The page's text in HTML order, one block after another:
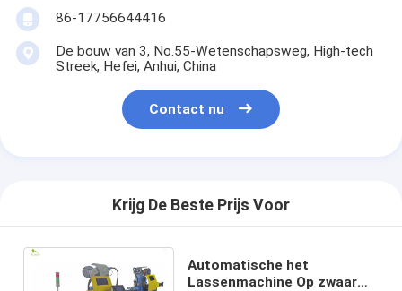
86-17756644416
De bouw van 3, No.55-Wetenschapsweg, High-tech
Streek, Hefei, Anhui, China
Contact nu
Krijg De Beste Prijs Voor
Automatische het
Lassenmachine Op zwaar